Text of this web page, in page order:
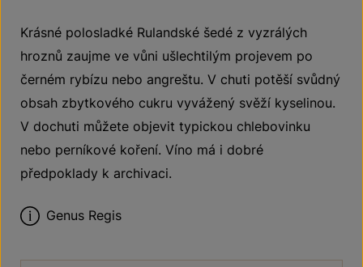
Krásné polosladké Rulandské šedé z vyzrálých
hroznů zaujme ve vůni ušlechtilým projevem po
černém rybízu nebo angreštu. V chuti potěší svůdný
obsah zbytkového cukru vyvážený svěží kyselinou.
V dochuti můžete objevit typickou chlebovinku
nebo perníkové koření. Víno má i dobré
předpoklady k archivaci.
Genus Regis